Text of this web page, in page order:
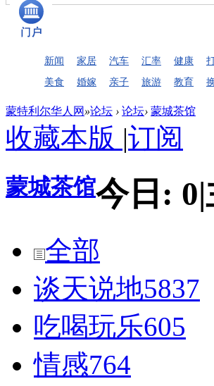
新闻 家居 汽车 汇率 健康
美食
婚嫁 亲子 旅游 教育
蒙特利尔华人网 »论坛 › 论坛› 蒙城茶馆
收藏本版 |订阅
蒙城茶馆今日: 0|
全部
谈天说地5837
吃喝玩乐605
情感764